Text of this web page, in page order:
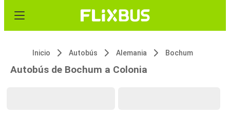
Inicio Autobús Alemania Bochum
Autobús de Bochum a Colonia